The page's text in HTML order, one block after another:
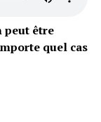
peut être
quel cas